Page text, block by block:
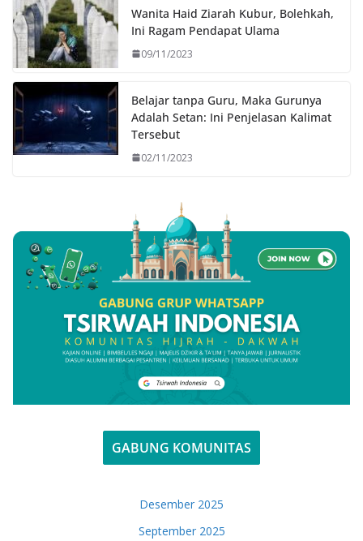
Wanita Haid Ziarah Kubur, Bolehkah,
Ini Ragam Pendapat Ulama
09/11/2023
Belajar tanpa Guru, Maka Gurunya
Adalah Setan: Ini Penjelasan Kalimat
Tersebut
02/11/2023
GABUNG KOMUNITAS
Desember 2025
September 2025